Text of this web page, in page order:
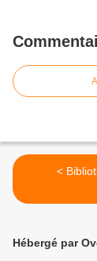
<
Hébergé par